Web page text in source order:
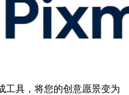
工具，将您的创意愿景变为